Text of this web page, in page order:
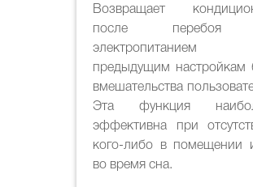
Возвращает
после
предыдущим настройкам
вмешательства
Эта функция
эффективна при
кого-либо в помещении
во время сна.